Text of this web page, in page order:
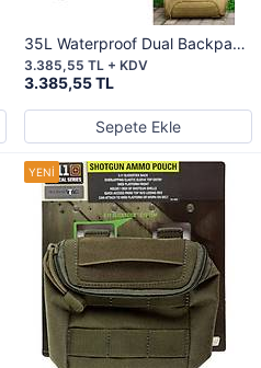
35L Waterproof Dual Backpack
COYOTE
3.385,55 TL
3.385,55 TL + KDV
Sepete Ekle